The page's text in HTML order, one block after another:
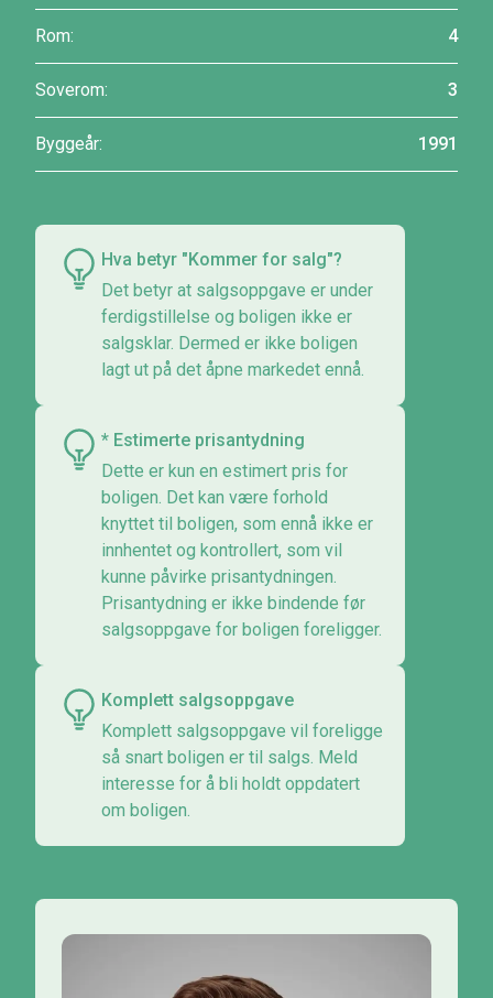
Rom: 4
Soverom: 3
Byggeår: 1991
Hva betyr "Kommer for salg"?
Det betyr at salgsoppgave er under
ferdigstillelse og boligen ikke er
salgsklar. Dermed er ikke boligen
lagt ut på det åpne markedet ennå.
* Estimerte prisantydning
Dette er kun en estimert pris for
boligen. Det kan være forhold
knyttet til boligen, som ennå ikke er
innhentet og kontrollert, som vil
kunne påvirke prisantydningen.
Prisantydning er ikke bindende før
salgsoppgave for boligen foreligger.
Komplett salgsoppgave
Komplett salgsoppgave vil foreligge
så snart boligen er til salgs. Meld
interesse for å bli holdt oppdatert
om boligen.